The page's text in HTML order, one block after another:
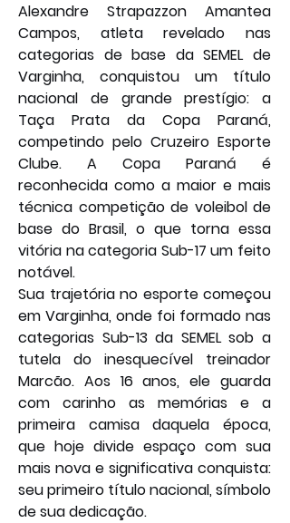
Alexandre Strapazzon Amantea
Campos, atleta revelado nas
categorias de base da SEMEL de
Varginha, conquistou um título
nacional de grande prestígio: a
Taça Prata da Copa Paraná,
competindo pelo Cruzeiro Esporte
Clube. A Copa Paraná é
reconhecida como a maior e mais
técnica competição de voleibol de
base do Brasil, o que torna essa
vitória na categoria Sub-17 um feito
notável.
Sua trajetória no esporte começou
em Varginha, onde foi formado nas
categorias Sub-13 da SEMEL sob a
tutela do inesquecível treinador
Marcão. Aos 16 anos, ele guarda
com carinho as memórias e a
primeira camisa daquela época,
que hoje divide espaço com sua
mais nova e significativa conquista:
seu primeiro título nacional, símbolo
de sua dedicação.